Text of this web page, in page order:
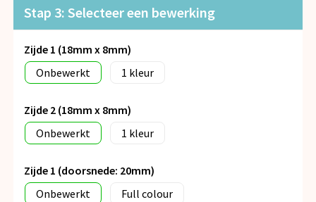
Stap 3: Selecteer een bewerking
Zijde 1 (18mm x 8mm)
Onbewerkt
1
Zijde 2 (18mm x 8mm)
Onbewerkt
1
Zijde 1 (doorsnede: 20mm)
Onbewerkt
Full colour